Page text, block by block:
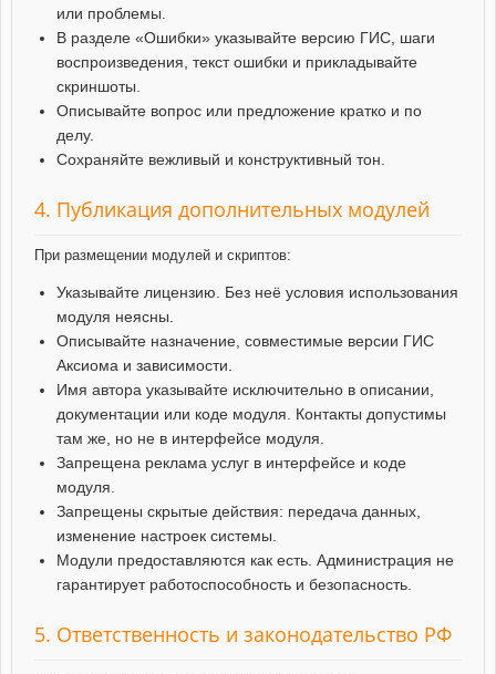
или проблемы.
В разделе «Ошибки» указывайте версию ГИС, шаги
воспроизведения, текст ошибки и прикладывайте
скриншоты.
Описывайте вопрос или предложение кратко и по
делу.
Сохраняйте вежливый и конструктивный тон.
4. Публикация дополнительных модулей
При размещении модулей и скриптов:
Указывайте лицензию. Без неё условия использования
модуля неясны.
Описывайте назначение, совместимые версии ГИС
Аксиома и зависимости.
Имя автора указывайте исключительно в описании,
документации или коде модуля. Контакты допустимы
там же, но не в интерфейсе модуля.
Запрещена реклама услуг в интерфейсе и коде
модуля.
Запрещены скрытые действия: передача данных,
изменение настроек системы.
Модули предоставляются как есть. Администрация не
гарантирует работоспособность и безопасность.
5. Ответственность и законодательство РФ